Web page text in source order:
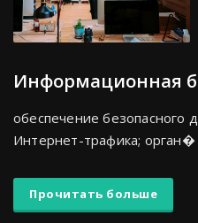
Информационная
обеспечение безопасного
Интернет-трафика; орган�
Прочитать больше